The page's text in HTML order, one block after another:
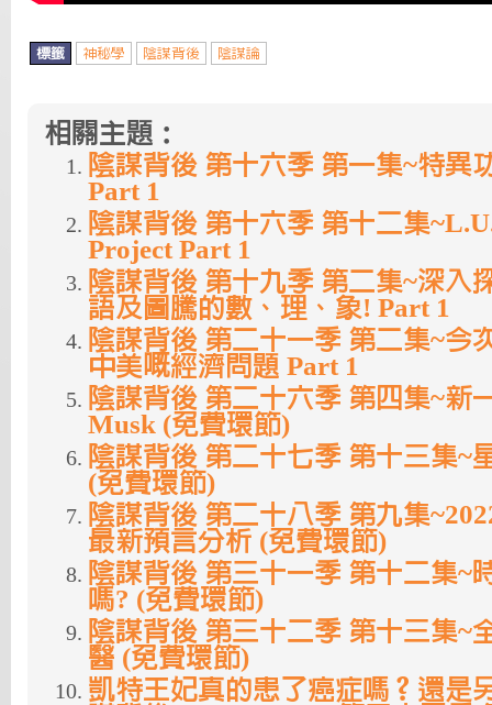
標籤 神秘學 陰謀背後 陰謀論
相關主題：
陰謀背後 第十六季 第一集~特異
Part 1
陰謀背後 第十六季 第十二集
Project Part 1
陰謀背後 第十九季 第二集~深入
語及圖騰的數、理、象! Part 1
陰謀背後 第二十一季 第二集~今
中美嘅經濟問題 Part 1
陰謀背後 第二十六季 第四集~新
Musk (免費環節)
陰謀背後 第二十七季 第十三集~
(免費環節)
陰謀背後 第二十八季 第九集
最新預言分析 (免費環節)
陰謀背後 第三十一季 第十二集~
嗎? (免費環節)
陰謀背後 第三十二季 第十三集~
醫 (免費環節)
凱特王妃真的患了癌症嗎？還是